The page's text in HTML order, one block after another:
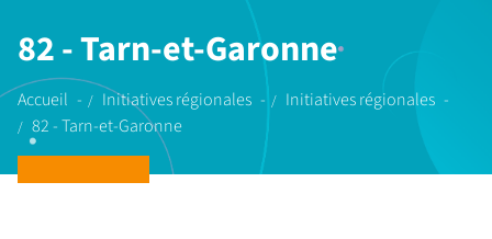
82 - Tarn-et-Garonne
Accueil Initiatives régionales
Initiatives régionales
82 - Tarn-et-Garonne